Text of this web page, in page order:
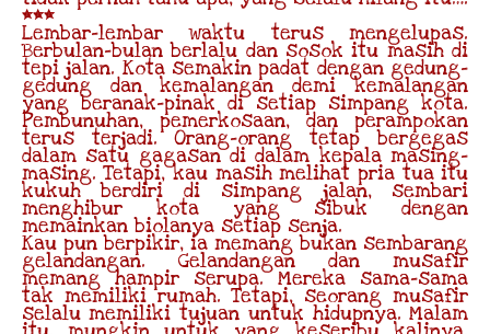
***
Lembar-lembar waktu terus mengelupas.
Berbulan-bulan berlalu dan sosok itu masih di
tepi jalan. Kota semakin padat dengan gedung-
gedung dan kemalangan demi kemalangan
yang beranak-pinak di setiap simpang kota.
Pembunuhan, pemerkosaan, dan perampokan
terus terjadi. Orang-orang tetap bergegas
dalam satu gagasan di dalam kepala masing-
masing. Tetapi, kau masih melihat pria tua itu
kukuh berdiri di simpang jalan, sembari
menghibur kota yang sibuk dengan
memainkan biolanya setiap senja.
Kau pun berpikir, ia memang bukan sembarang
gelandangan. Gelandangan dan musafir
memang hampir serupa. Mereka sama-sama
tak memiliki rumah. Tetapi, seorang musafir
selalu memiliki tujuan untuk hidupnya. Malam